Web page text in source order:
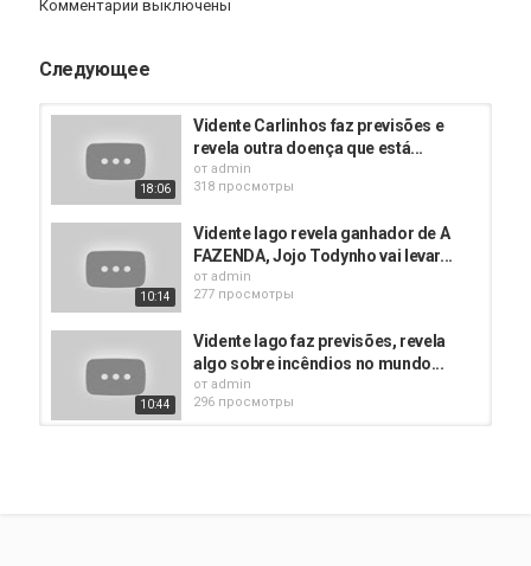
Комментарии выключены
Следующее
18:06
Vidente Carlinhos faz previsões e
revela outra doença que está...
от admin
318 просмотры
10:14
Vidente Iago revela ganhador de A
FAZENDA, Jojo Todynho vai levar...
от admin
277 просмотры
10:44
Vidente Iago faz previsões, revela
algo sobre incêndios no mundo...
от admin
296 просмотры